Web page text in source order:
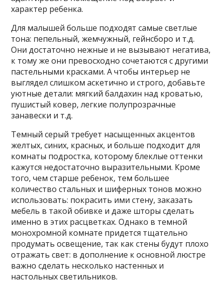
характер ребенка.
Для малышей больше подходят самые светлые
тона: пепельный, жемчужный, гейнсборо и т.д.
Они достаточно нежные и не вызывают негатива,
к тому же они превосходно сочетаются с другими
пастельными красками. А чтобы интерьер не
выглядел слишком аскетично и строго, добавьте
уютные детали: мягкий балдахин над кроватью,
пушистый ковер, легкие полупрозрачные
занавески и т.д.
Темный серый требует насыщенных акцентов
желтых, синих, красных, и больше подходит для
комнаты подростка, которому блеклые оттенки
кажутся недостаточно выразительными. Кроме
того, чем старше ребенок, тем большее
количество стальных и шиферных тонов можно
использовать: покрасить ими стену, заказать
мебель в такой обивке и даже шторы сделать
именно в этих расцветках. Однако в темной
монохромной комнате придется тщательно
продумать освещение, так как стены будут плохо
отражать свет: в дополнение к основной люстре
важно сделать несколько настенных и
настольных светильников.